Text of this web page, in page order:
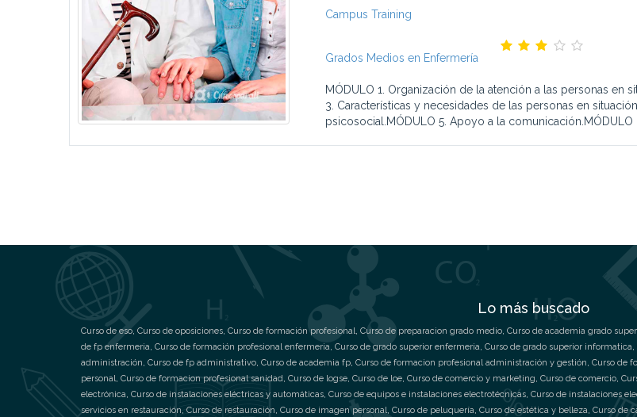
Campus Training
Grados Medios en Enfermería
MÓDULO 1. Organización de la atención a las personas en
3. Características y necesidades de las personas en
psicosocial.MÓDULO 5. Apoyo a la comunicación.MÓDULO
Lo más buscado
Curso de eso, Curso de oposiciones, Curso de formación profesional, Curso de preparacion grado medio, Curso de academia grado
de fp enfermeria, Curso de formación profesional enfermeria, Curso de grado superior enfermeria, Curso de grado superior informatica,
administración, Curso de fp administrativo, Curso de academia fp, Curso de formacion profesional administración y gestión, Curso de
personal, Curso de formacion profesional sanidad, Curso de logse, Curso de loe, Curso de comercio y marketing, Curso de comercio,
electrónica, Curso de instalaciones eléctricas y automáticas, Curso de equipos e instalaciones electrotécnicas, Curso de instalaciones
servicios en restauración, Curso de restauración, Curso de imagen personal, Curso de peluquería, Curso de estética y belleza, Curso de